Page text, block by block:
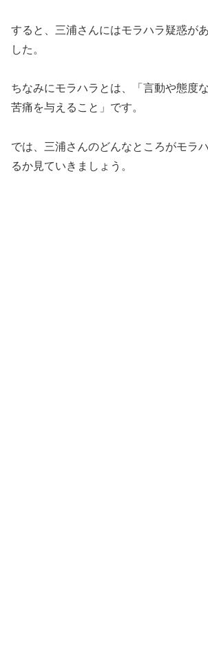
すると、三浦さんにはモラハラ疑惑が
した。
ちなみにモラハラとは、「言動や態度
苦痛を与えること」です。
では、三浦さんのどんなところがモラ
るか見ていきましょう。